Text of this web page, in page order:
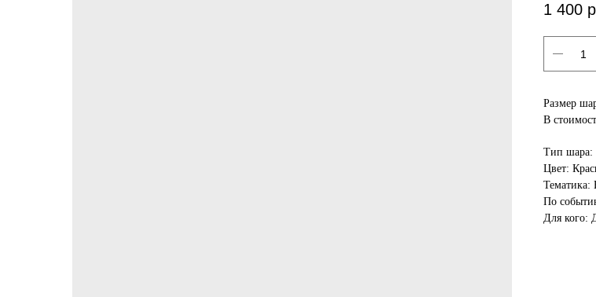
1 400
Размер
В
Тип шара:
Цвет:
Тематика:
По
Для кого: